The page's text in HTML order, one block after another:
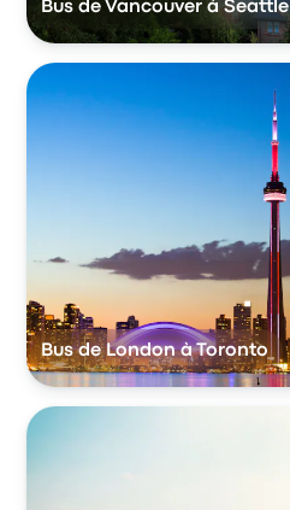
Bus de Vancouver à Seattle
Bus de London à Toronto